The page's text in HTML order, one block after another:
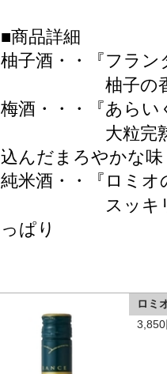
■商品詳細
柚子酒・・
『フラン
柚子の香りが
梅酒・・・
『あらい
大粒完熟南高
込んだまろやかな味
純米酒・・
『 ロミオ
スッキリとし
っぱり
ロミ